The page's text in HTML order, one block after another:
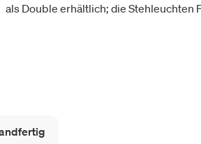
als Double erhältlich; die Stehleuchten